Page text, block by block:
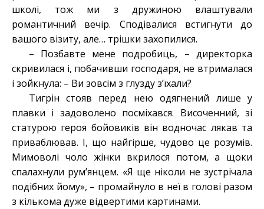
школі, тож ми з дружиною влаштували
романтичний вечір. Сподівалися встигнути до
вашого візиту, але… трішки захопилися.
– Позбавте мене подробиць, – директорка
скривилася і, побачивши господаря, не втрималася
і зойкнула: – Ви зовсім з глузду з’їхали?
Тигрін стояв перед нею одягнений лише у
плавки і задоволено посміхався. Височенний, зі
статурою героя бойовиків він водночас лякав та
приваблював. І, що найгірше, чудово це розумів.
Мимоволі чоло жінки вкрилося потом, а щоки
спалахнули рум’янцем. «Я ще ніколи не зустрічала
подібних йому», – промайнуло в неї в голові разом
з кількома дуже відвертими картинами.